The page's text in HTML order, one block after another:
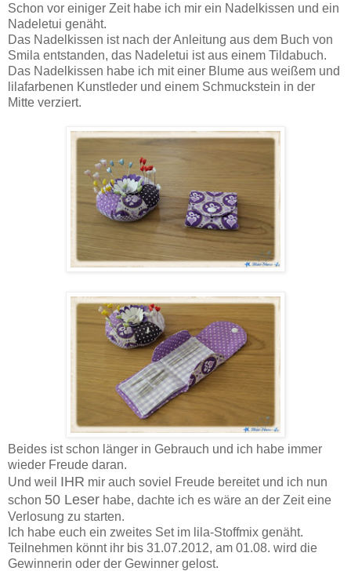
Schon vor einiger Zeit habe ich mir ein Nadelkissen und ein
Nadeletui genäht.
Das Nadelkissen ist nach der Anleitung aus dem Buch von
Smila entstanden, das Nadeletui ist aus einem Tildabuch.
Das Nadelkissen habe ich mit einer Blume aus weißem und
lilafarbenen Kunstleder und einem Schmuckstein in der
Mitte verziert.
Beides ist schon länger in Gebrauch und ich habe immer
wieder Freude daran.
Und weil IHR mir auch soviel Freude bereitet und ich nun
schon 50 Leser habe, dachte ich es wäre an der Zeit eine
Verlosung zu starten.
Ich habe euch ein zweites Set im lila-Stoffmix genäht.
Teilnehmen könnt ihr bis 31.07.2012, am 01.08. wird die
Gewinnerin oder der Gewinner gelost.